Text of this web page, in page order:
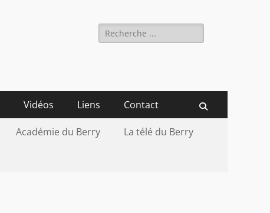
Rechercher :
Vidéos Liens Contact
Académie du Berry La télé du Berry